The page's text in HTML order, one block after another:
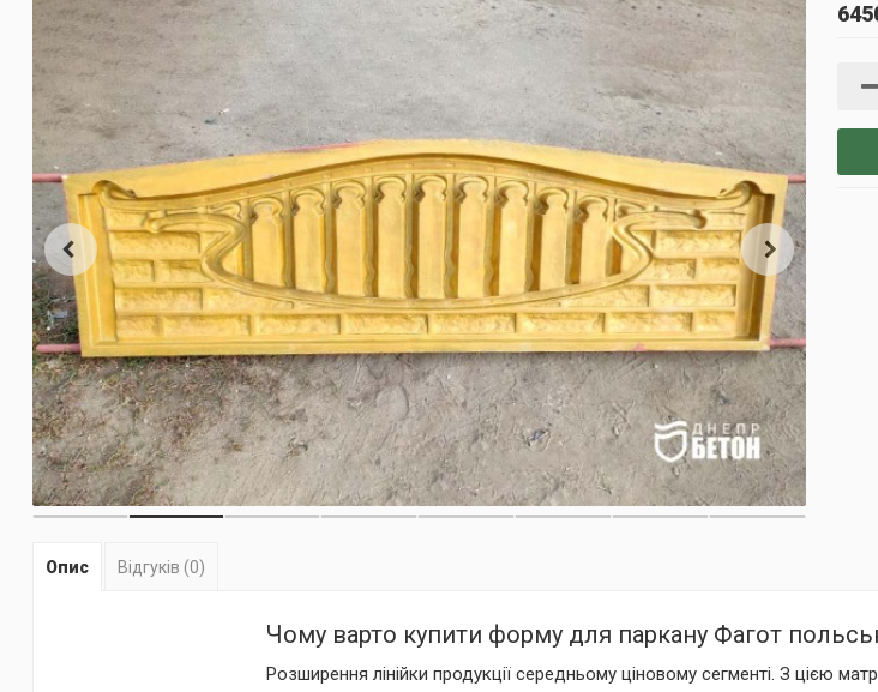
Опис Відгуків (0)
Чому варто купити форму для паркану Фагот
Розширення лінійки продукції середньому ціновому сегменті. З цією